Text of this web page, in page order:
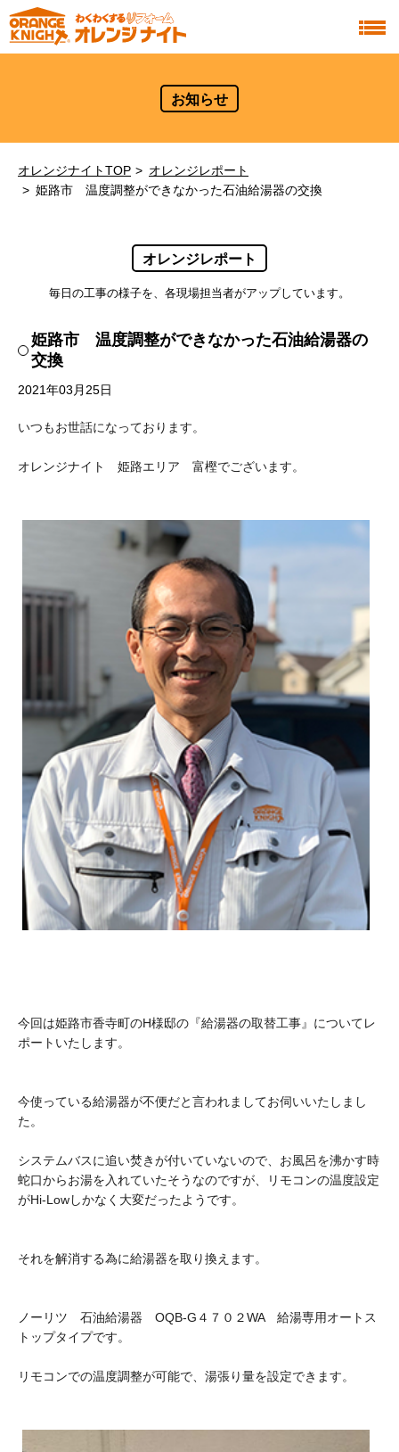
お知らせ
オレンジナイトTOP
オレンジレポート
姫路市 温度調整ができなかった石油給湯器の交換
オレンジレポート
毎日の工事の様子を、各現場担当者がアップしています。
姫路市 温度調整ができなかった石油給湯器の
交換
2021年03月25日
いつもお世話になっております。
オレンジナイト 姫路エリア 富樫でございます。
今回は姫路市香寺町のH様邸の『給湯器の取替工事』についてレ
ポートいたします。
今使っている給湯器が不便だと言われましてお伺いいたしまし
た。
システムバスに追い焚きが付いていないので、お風呂を沸かす時
蛇口からお湯を入れていたそうなのですが、リモコンの温度設定
がHi-Lowしかなく大変だったようです。
それを解消する為に給湯器を取り換えます。
ノーリツ 石油給湯器 OQB-G４７０２WA 給湯専用オートス
トップタイプです。
リモコンでの温度調整が可能で、湯張り量を設定できます。